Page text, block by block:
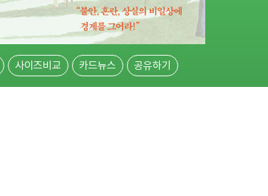
사이즈비교 카드뉴스 공유하기